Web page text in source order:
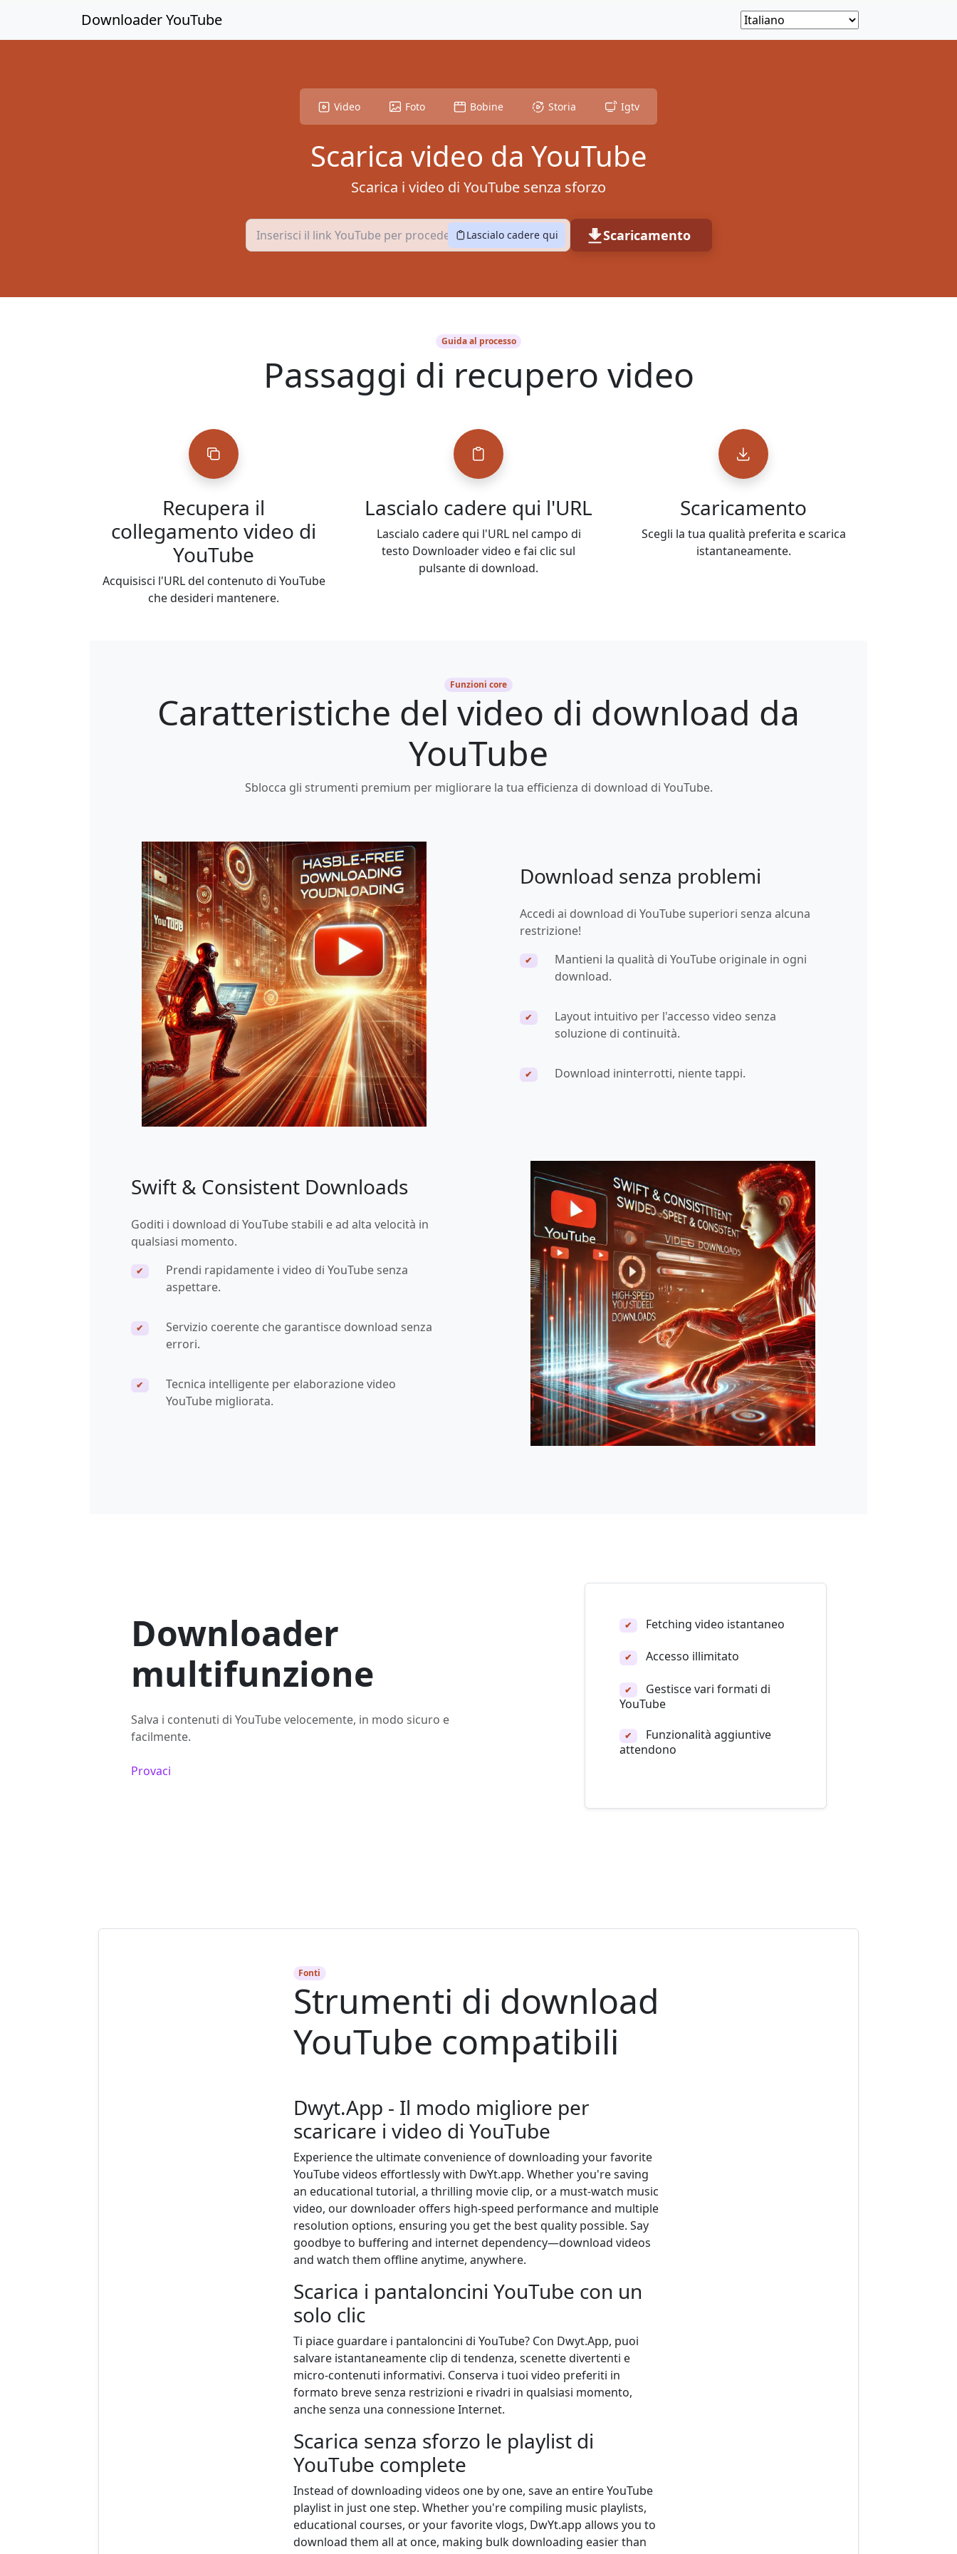
Downloader YouTube
Video Foto Bobine Storia Igtv
Scarica video da YouTube
Scarica i video di YouTube senza sforzo
Lascialo cadere qui Scaricamento
Guida al processo
Passaggi di recupero video
Recupera il
collegamento video di
YouTube
Acquisisci l'URL del contenuto di YouTube
che desideri mantenere.
Lascialo cadere qui l'URL
Lascialo cadere qui l'URL nel campo di
testo Downloader video e fai clic sul
pulsante di download.
Scaricamento
Scegli la tua qualità preferita e scarica
istantaneamente.
Funzioni core
Caratteristiche del video di download da
YouTube
Sblocca gli strumenti premium per migliorare la tua efficienza di download di YouTube.
Download senza problemi
Accedi ai download di YouTube superiori senza alcuna
restrizione!
✔
Mantieni la qualità di YouTube originale in ogni
download.
✔
Layout intuitivo per l'accesso video senza
soluzione di continuità.
✔ Download ininterrotti, niente tappi.
Swift & Consistent Downloads
Goditi i download di YouTube stabili e ad alta velocità in
qualsiasi momento.
✔
Prendi rapidamente i video di YouTube senza
aspettare.
✔
Servizio coerente che garantisce download senza
errori.
✔
Tecnica intelligente per elaborazione video
YouTube migliorata.
Downloader
multifunzione
Salva i contenuti di YouTube velocemente, in modo sicuro e
facilmente.
Provaci
✔ Fetching video istantaneo
✔ Accesso illimitato
✔
Gestisce vari formati di
YouTube
✔
Funzionalità aggiuntive
attendono
Fonti
Strumenti di download
YouTube compatibili
Dwyt.App - Il modo migliore per
scaricare i video di YouTube
Experience the ultimate convenience of downloading your favorite
YouTube videos effortlessly with DwYt.app. Whether you're saving
an educational tutorial, a thrilling movie clip, or a must-watch music
video, our downloader offers high-speed performance and multiple
resolution options, ensuring you get the best quality possible. Say
goodbye to buffering and internet dependency—download videos
and watch them offline anytime, anywhere.
Scarica i pantaloncini YouTube con un
solo clic
Ti piace guardare i pantaloncini di YouTube? Con Dwyt.App, puoi
salvare istantaneamente clip di tendenza, scenette divertenti e
micro-contenuti informativi. Conserva i tuoi video preferiti in
formato breve senza restrizioni e rivadri in qualsiasi momento,
anche senza una connessione Internet.
Scarica senza sforzo le playlist di
YouTube complete
Instead of downloading videos one by one, save an entire YouTube
playlist in just one step. Whether you're compiling music playlists,
educational courses, or your favorite vlogs, DwYt.app allows you to
download them all at once, making bulk downloading easier than